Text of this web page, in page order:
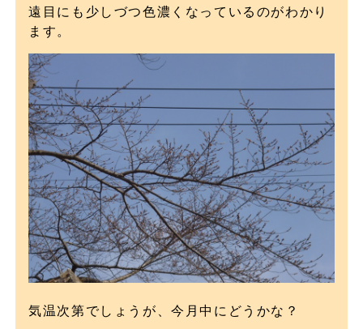
遠目にも少しづつ色濃くなっているのがわかり
ます。
気温次第でしょうが、今月中にどうかな？